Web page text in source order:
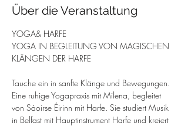
Über die Veranstaltung
YOGA& HARFE
YOGA IN BEGLEITUNG VON MAGISCHEN
KLÄNGEN DER HARFE
Tauche ein in sanfte Klänge und Bewegungen.
Eine ruhige Yogapraxis mit Milena, begleitet
von Sáoirse Éirinn mit Harfe. Sie studiert Musik
in Belfast mit Hauptinstrument Harfe und kreiert